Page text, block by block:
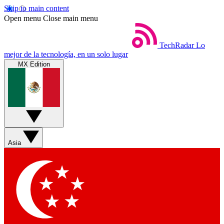
Skip to main content
Open menu Close main menu
TechRadar Lo
mejor de la tecnología, en un solo lugar
MX Edition
Asia